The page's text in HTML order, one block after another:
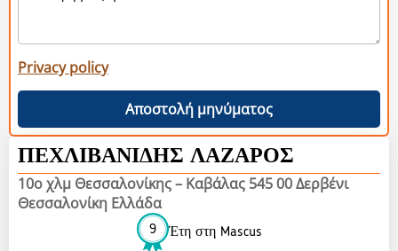
Privacy policy
Αποστολή μηνύματος
ΠΕΧΛΙΒΑΝΙΔΗΣ ΛΑΖΑΡΟΣ
10ο χλμ Θεσσαλονίκης – Καβάλας 545 00 Δερβένι
Θεσσαλονίκη Ελλάδα
9 Έτη στη Mascus